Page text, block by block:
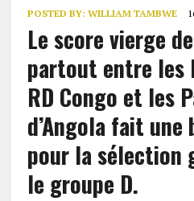
POSTED BY: WILLIAM TAMBWE
Le score vierge
partout entre les
RD Congo et les
d’Angola fait une
pour la sélection
le groupe D.